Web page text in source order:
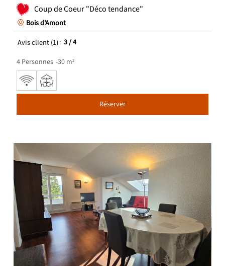
Coup de Coeur "Déco tendance"
Bois d'Amont
Avis client(1) 3/ 4
4 Personnes 30 m²
Réserver